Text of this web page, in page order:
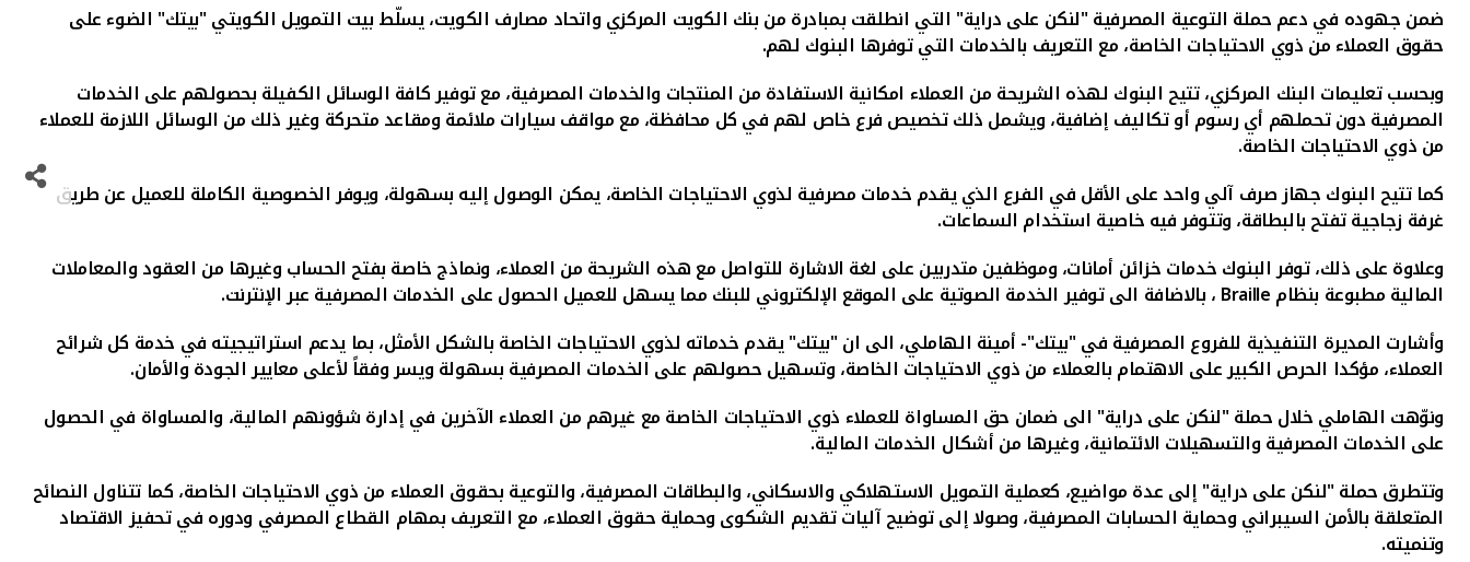
ضمن جهوده في دعم حملة التوعية المصرفية "لنكن على دراية" التي انطلقتبمبادرة من بنك الكويت المركزي واتحاد مصارف الكويت، يسلّط بيت التمويل الكويتي "بيتك" الضوء على
حقوق العملاء من ذوي الاحتياجات الخاصة، مع التعريف بالخدمات التي توفرها البنوك لهم.
وبحسب تعليمات البنك المركزي، تتيح البنوك لهذه الشريحة من العملاء امكانية الاستفادة من المنتجات والخدمات المصرفية، مع توفير كافة الوسائل الكفيلة بحصولهم على الخدمات
المصرفية دون تحملهم أي رسوم أو تكاليف إضافية، ويشمل ذلك تخصيص فرع خاص لهم في كل محافظة، مع مواقف سيارات ملائمة ومقاعد متحركة وغير ذلك من الوسائل اللازمة للعملاء
من ذوي الاحتياجات الخاصة.
كما تتيح البنوك جهاز صرف آلي واحد على الأقل في الفرع الذي يقدم خدمات مصرفية لذوي الاحتياجات الخاصة، يمكن الوصول إليه بسهولة، ويوفر الخصوصية الكاملة للعميل عن طريق
غرفة زجاجية تفتح بالبطاقة، وتتوفر فيه خاصية استخدام السماعات.
وعلاوة على ذلك، توفر البنوك خدمات خزائن أمانات، وموظفين متدربين على لغة الاشارة للتواصل مع هذه الشريحة من العملاء، ونماذج خاصة بفتح الحساب وغيرها من العقود والمعاملات
المالية مطبوعة بنظامBraille، بالاضافة الى توفير الخدمة الصوتية على الموقع الإلكتروني للبنك مما يسهل للعميل الحصول على الخدمات المصرفية عبر الإنترنت.
وأشارت المديرة التنفيذية للفروع المصرفية في "بيتك"- أمينة الهاملي، الى ان "بيتك" يقدم خدماته لذوي الاحتياجات الخاصة بالشكل الأمثل، بما يدعم استراتيجيته في خدمة كل شرائح
العملاء، مؤكدا الحرص الكبير على الاهتمام بالعملاء من ذوي الاحتياجات الخاصة، وتسهيل حصولهم على الخدمات المصرفية بسهولة ويسر وفقاً لأعلى معايير الجودة والأمان.
ونوّهت الهاملي خلال حملة "لنكن على دراية" الى ضمان حق المساواة للعملاء ذوي الاحتياجات الخاصة مع غيرهم من العملاء الآخرين في إدارة شؤونهم المالية، والمساواة في الحصول
على الخدمات المصرفية والتسهيلات الائتمانية، وغيرها من أشكال الخدمات المالية.
وتتطرق حملة "لنكن على دراية" إلى عدة مواضيع، كعملية التمويل الاستهلاكي والاسكاني، والبطاقات المصرفية، والتوعية بحقوق العملاء من ذوي الاحتياجات الخاصة، كما تتناول النصائح
المتعلقة بالأمن السيبراني وحماية الحسابات المصرفية، وصولا إلى توضيح آليات تقديم الشكوى وحماية حقوق العملاء، مع التعريف بمهام القطاع المصرفي ودوره في تحفيز الاقتصاد
وتنميته.